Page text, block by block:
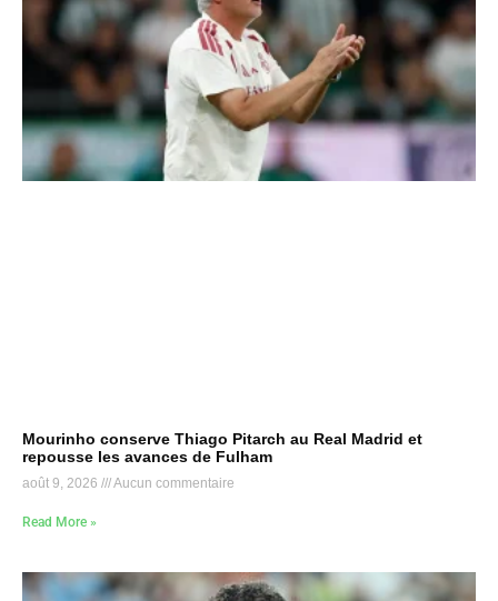
Mourinho conserve Thiago Pitarch au Real Madrid et
repousse les avances de Fulham
août 9, 2026 Aucun commentaire
Read More »